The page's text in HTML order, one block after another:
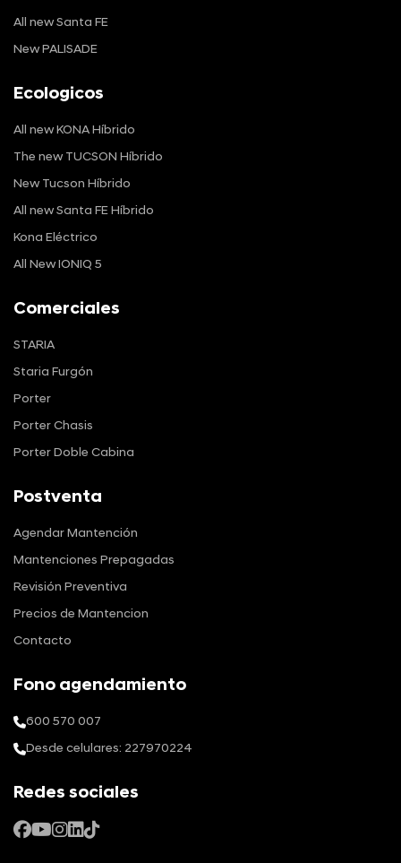
All new Santa FE
New PALISADE
Ecologicos
All new KONA Híbrido
The new TUCSON Híbrido
New Tucson Híbrido
All new Santa FE Híbrido
Kona Eléctrico
All New IONIQ 5
Comerciales
STARIA
Staria Furgón
Porter
Porter Chasis
Porter Doble Cabina
Postventa
Agendar Mantención
Mantenciones Prepagadas
Revisión Preventiva
Precios de Mantencion
Contacto
Fono agendamiento
600 570 007
Desde celulares: 227970224
Redes sociales